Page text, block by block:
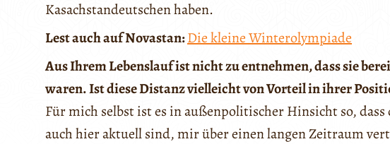
Kasachstandeutschen haben.
Lest auch auf Novastan:Die kleine Winterolympiade
Aus Ihrem Lebenslauf ist nicht zu entnehmen, dass sie
waren. Ist diese Distanz vielleicht von Vorteil in ihrer
Für mich selbst ist es in außenpolitischer Hinsicht so,
auch hier aktuell sind, mir über einen langen Zeitraum